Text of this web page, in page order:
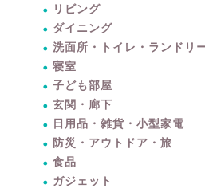
リビング
ダイニング
洗面所・トイレ・ランドリ
寝室
子ども部屋
玄関・廊下
日用品・雑貨・小型家電
防災・アウトドア・旅
食品
ガジェット